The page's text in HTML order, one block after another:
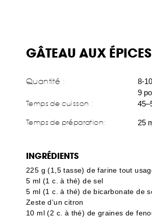
GÂTEAU AUX ÉPICES
Quantité :
8-
9
Temps de cuisson :
Temps de préparation: 25
INGRÉDIENTS
225 g (1,5 tasse) de farine tout
5 ml (1 c. à thé) de sel
5 ml (1 c. à thé) de bicarbonate de
Zeste d’un citron
10 ml (2 c. à thé) de graines de